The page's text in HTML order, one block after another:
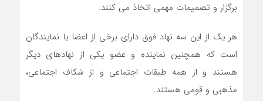
برگزار و تصمیمات مهمی اتخاذ می کنند.
هر یک از این سه نهاد فوق دارای برخی از اعضا یا نمایندگان
است که همچنین نماینده و عضو یکی از نهادهای دیگر
هستند و از همه طبقات اجتماعی و از شکاف اجتماعی،
مذهبی و قومی هستند.